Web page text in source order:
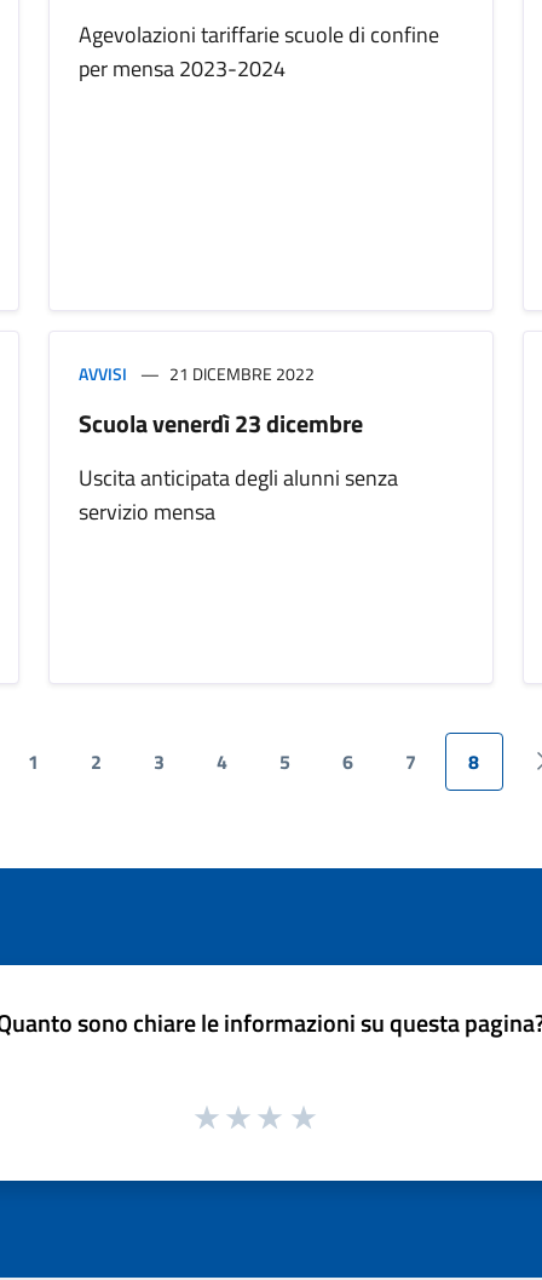
Agevolazioni tariffarie scuole di confine
per mensa 2023-2024
AVVISI 21 DICEMBRE 2022
Scuola venerdì 23 dicembre
Uscita anticipata degli alunni senza
servizio mensa
precedente
1 2 3 4 5 6 7 8
sono chiare le informazioni su questa